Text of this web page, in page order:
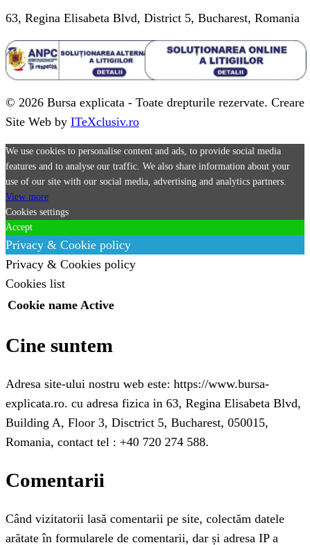
63, Regina Elisabeta Blvd, District 5, Bucharest, Romania
© 2026 Bursa explicata - Toate drepturile rezervate. Creare
Site Web by ITeXclusiv.ro
We use cookies to personalise content and ads, to provide social media
features and to analyse our traffic. We also share information about your
use of our site with our social media, advertising and analytics partners.
View more
Cookies settings
Accept
Privacy & Cookie policy
Privacy & Cookies policy
Cookies list
Cookie name Active
Cine suntem
Adresa site-ului nostru web este: https://www.bursa-
explicata.ro. cu adresa fizica in 63, Regina Elisabeta Blvd,
Building A, Floor 3, Disctrict 5, Bucharest, 050015,
Romania, contact tel : +40 720 274 588.
Comentarii
Când vizitatorii lasă comentarii pe site, colectăm datele
arătate în formularele de comentarii, dar și adresa IP a